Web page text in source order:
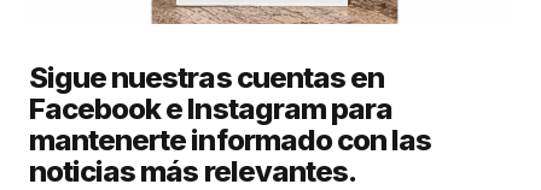
Sigue nuestras cuentas en
Facebook e Instagram para
mantenerte informado con las
noticias más relevantes.